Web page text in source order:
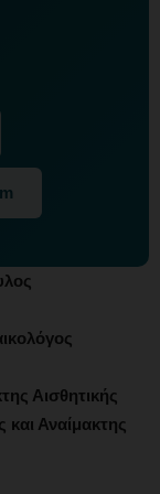
Αισθητικής
και Αναίμακτης